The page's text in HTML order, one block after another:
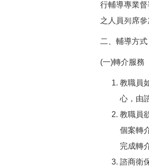
行輔導專業
之人員列席參
二、輔導方式
(一)轉介服務
教職員
心，由
教職員
個案轉
完成轉
諮商衛